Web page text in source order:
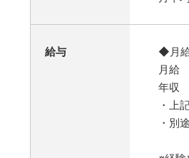
給与
◆月
月給
年収
・上
・別